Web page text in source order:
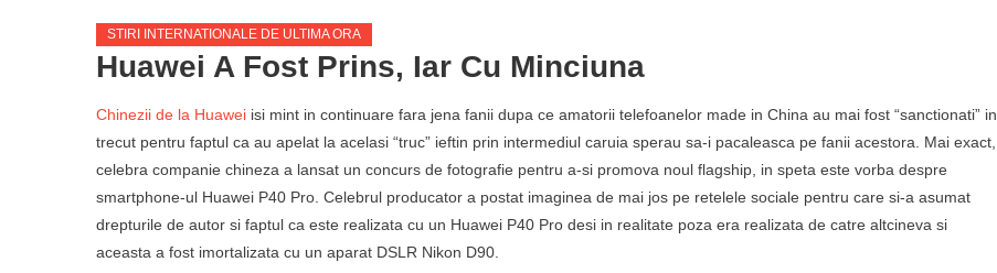
STIRI INTERNATIONALE DE ULTIMA ORA
Huawei A Fost Prins, Iar Cu Minciuna
Chinezii de la Huawei isi mint in continuare fara jena fanii dupa ce amatorii telefoanelor made in China au mai fost “sanctionati” in
trecut pentru faptul ca au apelat la acelasi “truc” ieftin prin intermediul caruia sperau sa-i pacaleasca pe fanii acestora. Mai exact,
celebra companie chineza a lansat un concurs de fotografie pentru a-si promova noul flagship, in speta este vorba despre
smartphone-ul Huawei P40 Pro. Celebrul producator a postat imaginea de mai jos pe retelele sociale pentru care si-a asumat
drepturile de autor si faptul ca este realizata cu un Huawei P40 Pro desi in realitate poza era realizata de catre altcineva si
aceasta a fost imortalizata cu un aparat DSLR Nikon D90.